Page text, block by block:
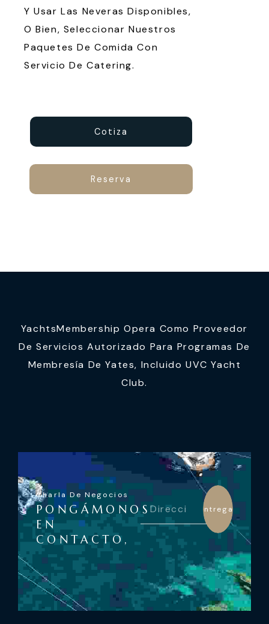
Y Usar Las Neveras Disponibles,
O Bien, Seleccionar Nuestros
Paquetes De Comida Con
Servicio De Catering.
Cotiza
Reserva
YachtsMembership Opera Como Proveedor
De Servicios Autorizado Para Programas De
Membresía De Yates, Incluido UVC Yacht
Club.
Charla De Negocios
PONGÁMONOS
EN
CONTACTO,
Entregar